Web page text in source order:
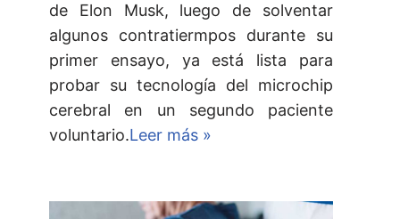
de Elon Musk, luego de solventar
algunos contratiermpos durante su
primer ensayo, ya está lista para
probar su tecnología del microchip
cerebral en un segundo paciente
voluntario.Leer más »